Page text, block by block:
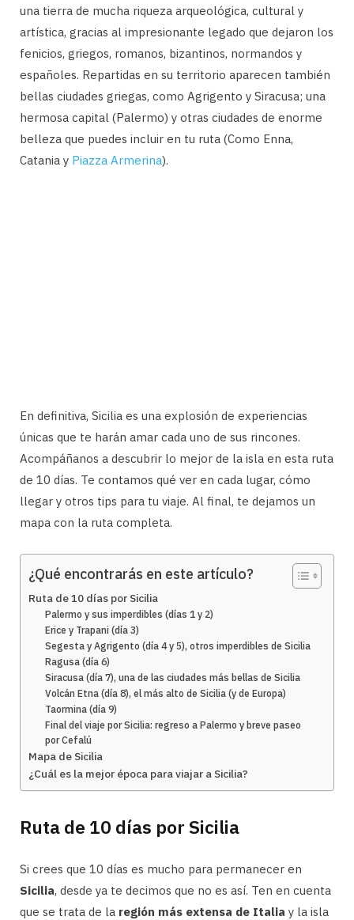
una tierra de mucha riqueza arqueológica, cultural y
artística, gracias al impresionante legado que dejaron los
fenicios, griegos, romanos, bizantinos, normandos y
españoles. Repartidas en su territorio aparecen también
bellas ciudades griegas, como Agrigento y Siracusa; una
hermosa capital (Palermo) y otras ciudades de enorme
belleza que puedes incluir en tu ruta (Como Enna,
Catania y Piazza Armerina).
En definitiva, Sicilia es una explosión de experiencias
únicas que te harán amar cada uno de sus rincones.
Acompáñanos a descubrir lo mejor de la isla en esta ruta
de 10 días. Te contamos qué ver en cada lugar, cómo
llegar y otros tips para tu viaje. Al final, te dejamos un
mapa con la ruta completa.
¿Qué encontrarás en este artículo?
Ruta de 10 días por Sicilia
Palermo y sus imperdibles (días 1 y 2)
Erice y Trapani (día 3)
Segesta y Agrigento (día 4 y 5), otros imperdibles de Sicilia
Ragusa (día 6)
Siracusa (día 7), una de las ciudades más bellas de Sicilia
Volcán Etna (día 8), el más alto de Sicilia (y de Europa)
Taormina (día 9)
Final del viaje por Sicilia: regreso a Palermo y breve paseo
por Cefalú
Mapa de Sicilia
¿Cuál es la mejor época para viajar a Sicilia?
Ruta de 10 días por Sicilia
Si crees que 10 días es mucho para permanecer en
Sicilia, desde ya te decimos que no es así. Ten en cuenta
que se trata de la región más extensa de Italia y la isla